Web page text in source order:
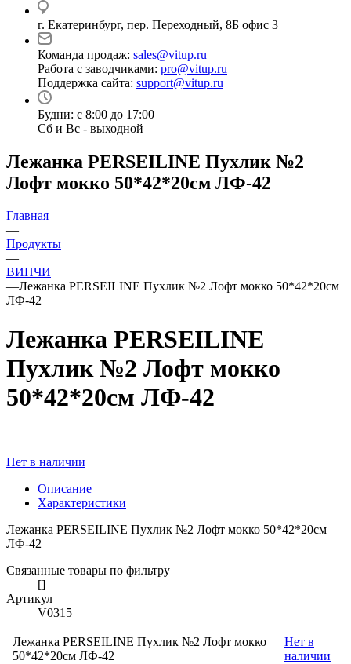
г. Екатеринбург, пер. Переходный, 8Б офис 3
Команда продаж: sales@vitup.ru
Работа с заводчиками: pro@vitup.ru
Поддержка сайта: support@vitup.ru
Будни: с 8:00 до 17:00
Сб и Вс - выходной
Лежанка PERSEILINE Пухлик №2
Лофт мокко 50*42*20см ЛФ-42
Главная
—
Продукты
—
ВИНЧИ
—Лежанка PERSEILINE Пухлик №2 Лофт мокко 50*42*20см
ЛФ-42
Лежанка PERSEILINE
Пухлик №2 Лофт мокко
50*42*20см ЛФ-42
Нет в наличии
Описание
Характеристики
Лежанка PERSEILINE Пухлик №2 Лофт мокко 50*42*20см
ЛФ-42
Связанные товары по фильтру
[]
Артикул
V0315
Лежанка PERSEILINE Пухлик №2 Лофт мокко
50*42*20см ЛФ-42
Нет в
наличии